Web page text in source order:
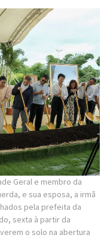
Geral e membro da
e sua esposa, a irmã
pela prefeita da
sexta à partir da
o solo na abertura